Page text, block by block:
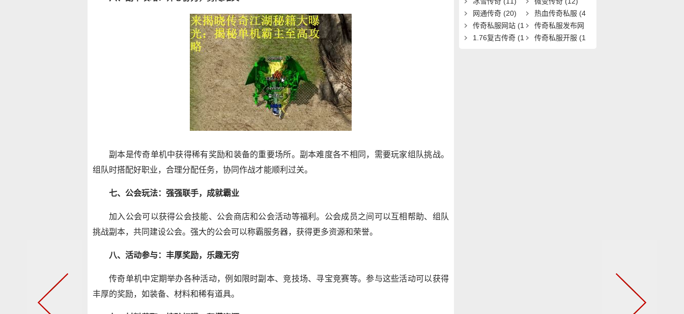
副本是传奇单机中获得稀有奖励和装备的重要场所。副本难度各不相同，需要玩家组队挑战。
组队时搭配好职业，合理分配任务，协同作战才能顺利过关。
七、公会玩法：强强联手，成就霸业
加入公会可以获得公会技能、公会商店和公会活动等福利。公会成员之间可以互相帮助、组队
挑战副本，共同建设公会。强大的公会可以称霸服务器，获得更多资源和荣誉。
八、活动参与：丰厚奖励，乐趣无穷
传奇单机中定期举办各种活动，例如限时副本、竞技场、寻宝竞赛等。参与这些活动可以获得
丰厚的奖励，如装备、材料和稀有道具。
网通传奇 (20) 热血传奇私服 (4
0)
传奇私服网站 (1
9)
传奇私服发布网
(11)
1.76复古传奇 (1
传奇私服开服 (1